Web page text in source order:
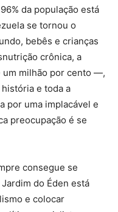
da população está
se tornou o
bebês e crianças
crônica, a
milhão por cento —,
e toda a
por uma implacável e
preocupação é se
consegue se
do Éden está
e colocar